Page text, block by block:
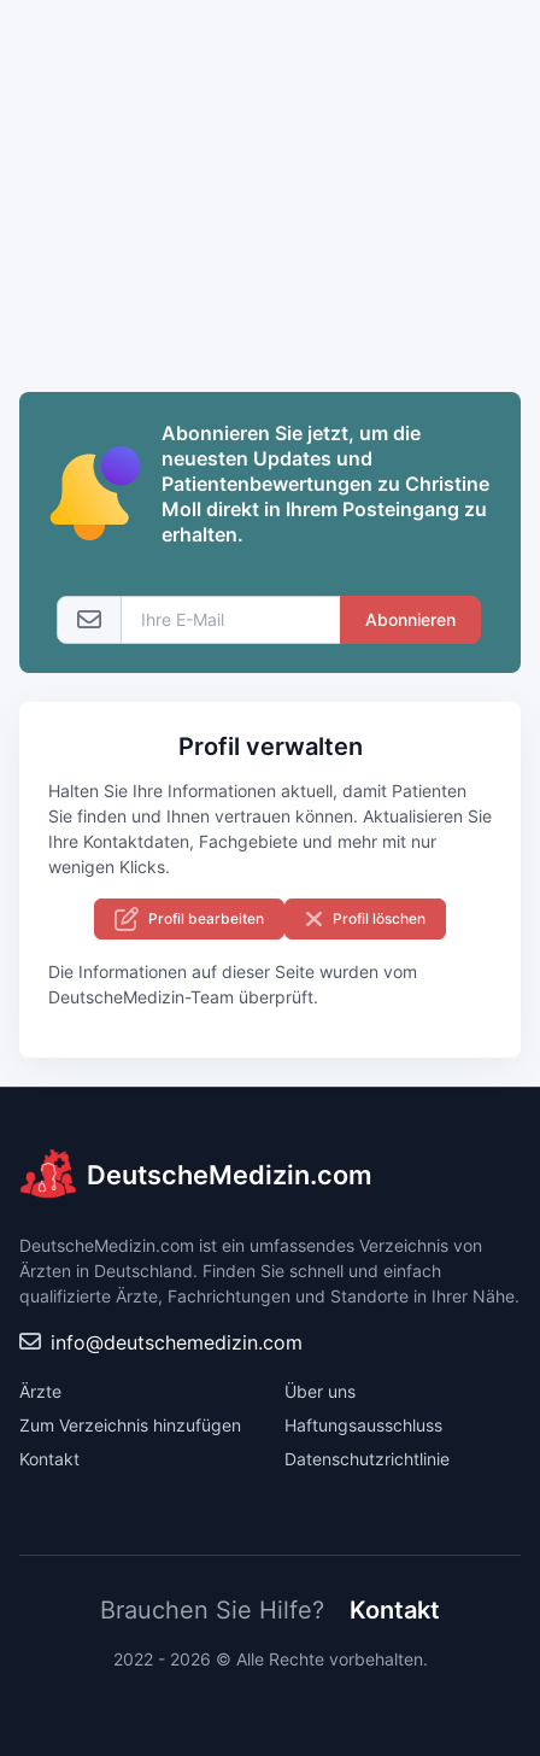
Abonnieren Sie jetzt, um die
neuesten Updates und
Patientenbewertungen zu Christine
Moll direkt in Ihrem Posteingang zu
erhalten.
Abonnieren
Profil verwalten
Halten Sie Ihre Informationen aktuell, damit Patienten
Sie finden und Ihnen vertrauen können. Aktualisieren Sie
Ihre Kontaktdaten, Fachgebiete und mehr mit nur
wenigen Klicks.
Profil bearbeiten Profil löschen
Die Informationen auf dieser Seite wurden vom
DeutscheMedizin-Team überprüft.
DeutscheMedizin.com
DeutscheMedizin.com ist ein umfassendes Verzeichnis von
Ärzten in Deutschland. Finden Sie schnell und einfach
qualifizierte Ärzte, Fachrichtungen und Standorte in Ihrer Nähe.
info@deutschemedizin.com
Ärzte
Zum Verzeichnis hinzufügen
Kontakt
Über uns
Haftungsausschluss
Datenschutzrichtlinie
Brauchen Sie Hilfe? Kontakt
2022 - 2026 © Alle Rechte vorbehalten.